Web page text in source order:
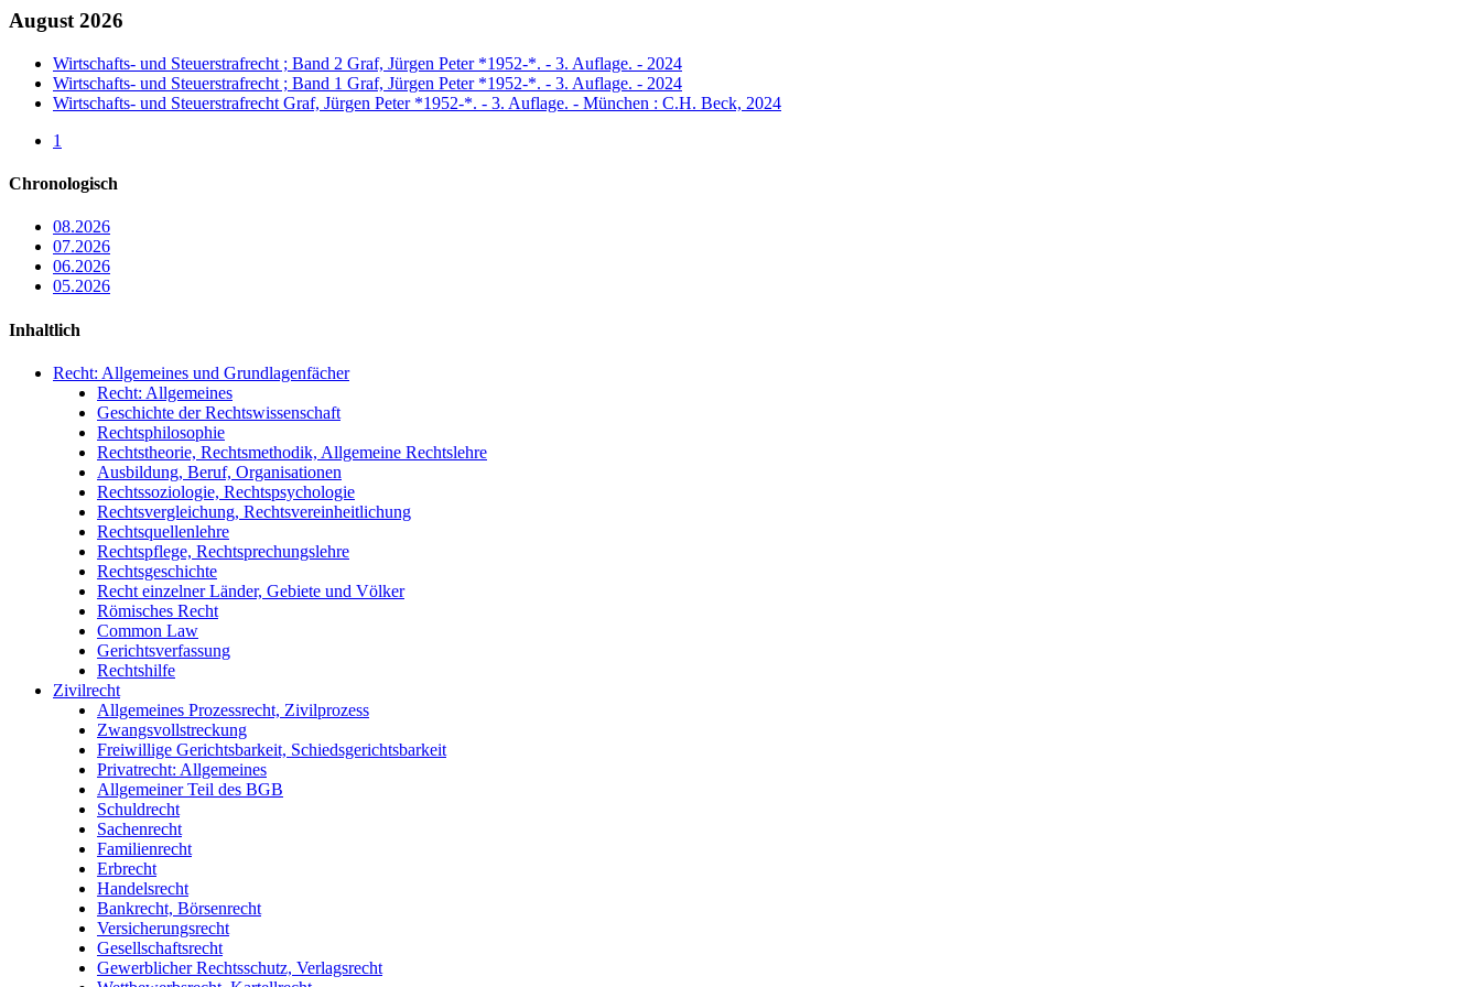
August 2026
Wirtschafts- und Steuerstrafrecht ; Band 2 Graf, Jürgen Peter *1952-*. - 3. Auflage. - 2024
Wirtschafts- und Steuerstrafrecht ; Band 1 Graf, Jürgen Peter *1952-*. - 3. Auflage. - 2024
Wirtschafts- und Steuerstrafrecht Graf, Jürgen Peter *1952-*. - 3. Auflage. - München : C.H. Beck, 2024
1
Chronologisch
08.2026
07.2026
06.2026
05.2026
Inhaltlich
Recht: Allgemeines und Grundlagenfächer
Recht: Allgemeines
Geschichte der Rechtswissenschaft
Rechtsphilosophie
Rechtstheorie, Rechtsmethodik, Allgemeine Rechtslehre
Ausbildung, Beruf, Organisationen
Rechtssoziologie, Rechtspsychologie
Rechtsvergleichung, Rechtsvereinheitlichung
Rechtsquellenlehre
Rechtspflege, Rechtsprechungslehre
Rechtsgeschichte
Recht einzelner Länder, Gebiete und Völker
Römisches Recht
Common Law
Gerichtsverfassung
Rechtshilfe
Zivilrecht
Allgemeines Prozessrecht, Zivilprozess
Zwangsvollstreckung
Freiwillige Gerichtsbarkeit, Schiedsgerichtsbarkeit
Privatrecht: Allgemeines
Allgemeiner Teil des BGB
Schuldrecht
Sachenrecht
Familienrecht
Erbrecht
Handelsrecht
Bankrecht, Börsenrecht
Versicherungsrecht
Gesellschaftsrecht
Gewerblicher Rechtsschutz, Verlagsrecht